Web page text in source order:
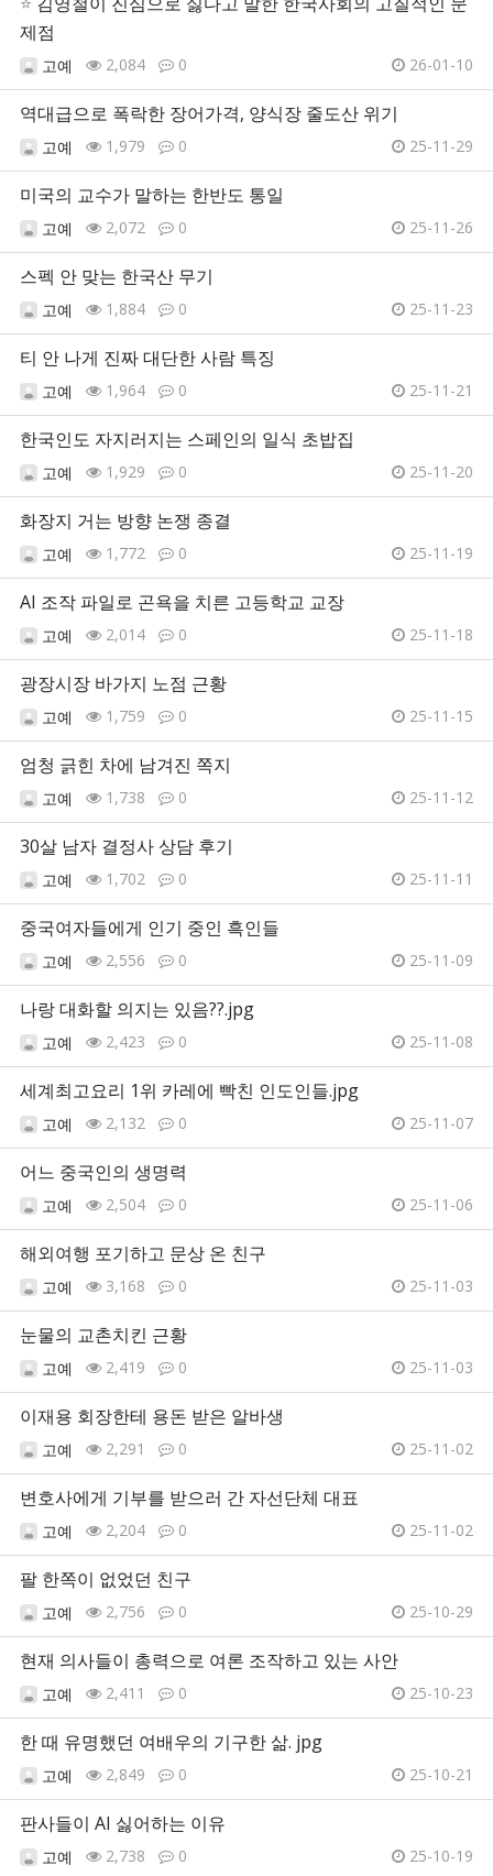
제점
고예 2,084 0 26-01-10
역대급으로 폭락한 장어가격, 양식장 줄도산 위기
고예 1,979 0 25-11-29
미국의 교수가 말하는 한반도 통일
고예 2,072 0 25-11-26
스펙 안 맞는 한국산 무기
고예 1,884 0 25-11-23
티 안 나게 진짜 대단한 사람 특징
고예 1,964 0 25-11-21
한국인도 자지러지는 스페인의 일식 초밥집
고예 1,929 0 25-11-20
화장지 거는 방향 논쟁 종결
고예 1,772 0 25-11-19
AI 조작 파일로 곤욕을 치른 고등학교 교장
고예 2,014 0 25-11-18
광장시장 바가지 노점 근황
고예 1,759 0 25-11-15
엄청 긁힌 차에 남겨진 쪽지
고예 1,738 0 25-11-12
30살 남자 결정사 상담 후기
고예 1,702 0 25-11-11
중국여자들에게 인기 중인 흑인들
고예 2,556 0 25-11-09
나랑 대화할 의지는 있음??.jpg
고예 2,423 0 25-11-08
세계최고요리 1위 카레에 빡친 인도인들.jpg
고예 2,132 0 25-11-07
어느 중국인의 생명력
고예 2,504 0 25-11-06
해외여행 포기하고 문상 온 친구
고예 3,168 0 25-11-03
눈물의 교촌치킨 근황
고예 2,419 0 25-11-03
이재용 회장한테 용돈 받은 알바생
고예 2,291 0 25-11-02
변호사에게 기부를 받으러 간 자선단체 대표
고예 2,204 0 25-11-02
팔 한쪽이 없었던 친구
고예 2,756 0 25-10-29
현재 의사들이 총력으로 여론 조작하고 있는 사안
고예 2,411 0 25-10-23
한 때 유명했던 여배우의 기구한 삶. jpg
고예 2,849 0 25-10-21
판사들이 AI 싫어하는 이유
고예 2,738 0 25-10-19